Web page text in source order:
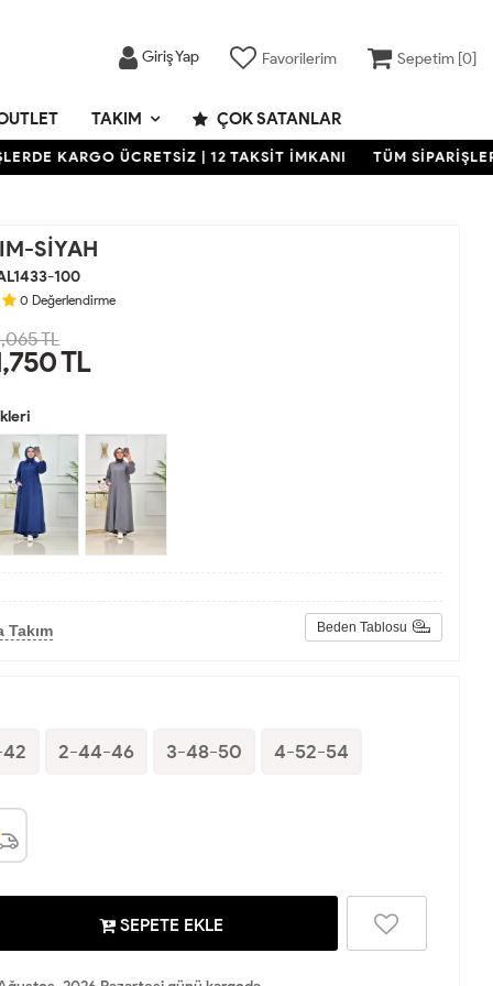
Giriş Yap Favorilerim Sepetim [0]
TAKIM ÇOK SATANLAR
KARGO ÜCRETSİZ | 12 TAKSİT İMKANI TÜM
SİYAH
100
0 Değerlendirme
TL
TL
Takım Beden Tablosu
2-44-46 3-48-50 4-52-54
SEPETE EKLE